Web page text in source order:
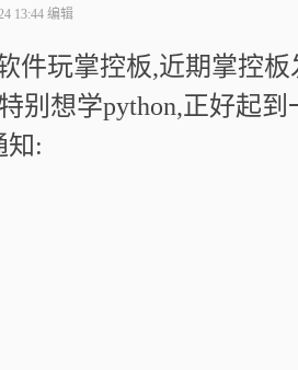
13:44 编辑
件玩掌控板,近期掌控板
别想学python,正好起到
知: